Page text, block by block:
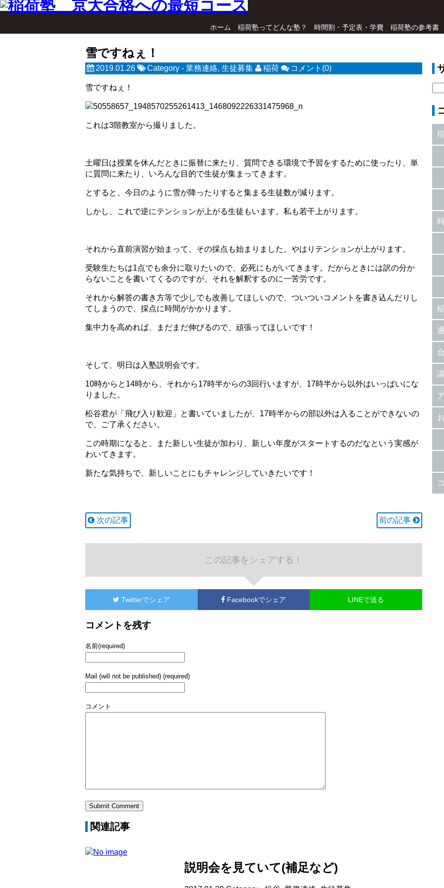
ホーム 稲荷塾ってどんな塾？ 時間割・予定表・学費 稲荷塾の参考書
雪ですねぇ！
2019.01.26 Category - 業務連絡, 生徒募集 稲荷 コメント(0)
雪ですねぇ！
これは3階教室から撮りました。
土曜日は授業を休んだときに振替に来たり、質問できる環境で予習をするために使ったり、単
に質問に来たり、いろんな目的で生徒が集まってきます。
とすると、今日のように雪が降ったりすると集まる生徒数が減ります。
しかし、これで逆にテンションが上がる生徒もいます。私も若干上がります。
それから直前演習が始まって、その採点も始まりました。やはりテンションが上がります。
受験生たちは1点でも余分に取りたいので、必死にもがいてきます。だからときには訳の分か
らないことを書いてくるのですが、それを解釈するのに一苦労です。
それから解答の書き方等で少しでも改善してほしいので、ついついコメントを書き込んだりし
てしまうので、採点に時間がかかります。
集中力を高めれば、まだまだ伸びるので、頑張ってほしいです！
そして、明日は入塾説明会です。
10時からと14時から、それから17時半からの3回行いますが、17時半から以外はいっぱいにな
りました。
松谷君が「飛び入り歓迎」と書いていましたが、17時半からの部以外は入ることができないの
で、ご了承ください。
この時期になると、また新しい生徒が加わり、新しい年度がスタートするのだなという実感が
わいてきます。
新たな気持ちで、新しいことにもチャレンジしていきたいです！
次の記事 前の記事
この記事をシェアする！
Twitterでシェア Facebookでシェア LINEで送る
コメントを残す
名前(required)
Mail (will not be published) (required)
コメント
関連記事
説明会を見ていて(補足など)